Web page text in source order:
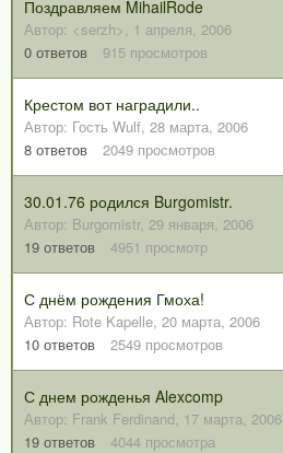
Поздравляем MihailRode
Автор: <serzh>, 1 апреля, 2006
0 ответов 915 просмотров
Крестом вот наградили..
Автор: Гость Wulf, 28 марта, 2006
8 ответов 2049 просмотров
30.01.76 родился Burgomistr.
Автор: Burgomistr, 29 января, 2006
19 ответов 4951 просмотр
С днём рождения Гмоха!
Автор: Rote Kapelle, 20 марта, 2006
10 ответов 2549 просмотров
С днем рожденья Alexcomp
Автор: Frank Ferdinand, 17 марта, 2006
19 ответов 4044 просмотра